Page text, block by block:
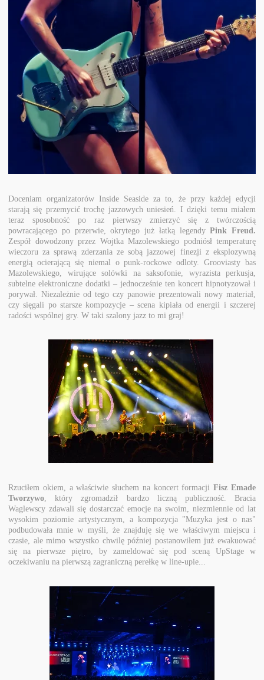
Doceniam organizatorów Inside Seaside za to, że przy każdej edycji
starają się przemycić trochę jazzowych uniesień. I dzięki temu miałem
teraz sposobność po raz pierwszy zmierzyć się z twórczością
powracającego po przerwie, okrytego już łatką legendyPink Freud.
Zespół dowodzony przez Wojtka Mazolewskiego podniósł temperaturę
wieczoru za sprawą zderzania ze sobą jazzowej finezji z eksplozywną
energią ocierającą się niemal o punk-rockowe odloty. Grooviasty bas
Mazolewskiego, wirujące solówki na saksofonie, wyrazista perkusja,
subtelne elektroniczne dodatki – jednocześnie ten koncert hipnotyzował i
porywał. Niezależnie od tego czy panowie prezentowali nowy materiał,
czy sięgali po starsze kompozycje – scena kipiała od energii i szczerej
radości wspólnej gry. W taki szalony jazz to mi graj!
Rzuciłem okiem, a właściwie słuchem na koncert formacjiFisz Emade
Tworzywo, który zgromadził bardzo liczną publiczność. Bracia
Waglewscy zdawali się dostarczać emocje na swoim, niezmiennie od lat
wysokim poziomie artystycznym, a kompozycja "Muzyka jest o nas"
podbudowała mnie w myśli, że znajduję się we właściwym miejscu i
czasie, ale mimo wszystko chwilę później postanowiłem już ewakuować
się na pierwsze piętro, by zameldować się pod sceną UpStage w
oczekiwaniu na pierwszą zagraniczną perełkę w line-upie...